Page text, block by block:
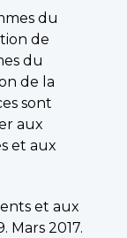
du
de
du
de la
sont
aux
et aux
bas de page
et aux
Mars 2017.
bas de page